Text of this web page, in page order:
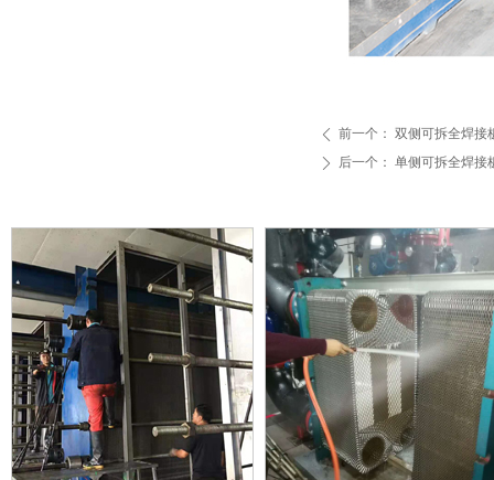
ꄴ 前一个： 双侧可拆全焊接
ꄲ 后一个： 单侧可拆全焊接